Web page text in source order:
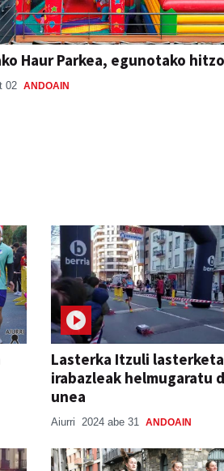
Haur Parkea, egunotako
02 ANDOAIN
Lasterka Itzuli
irabazleak helmugaratu
unea
Aiurri 2024 abe 31 ANDOAIN